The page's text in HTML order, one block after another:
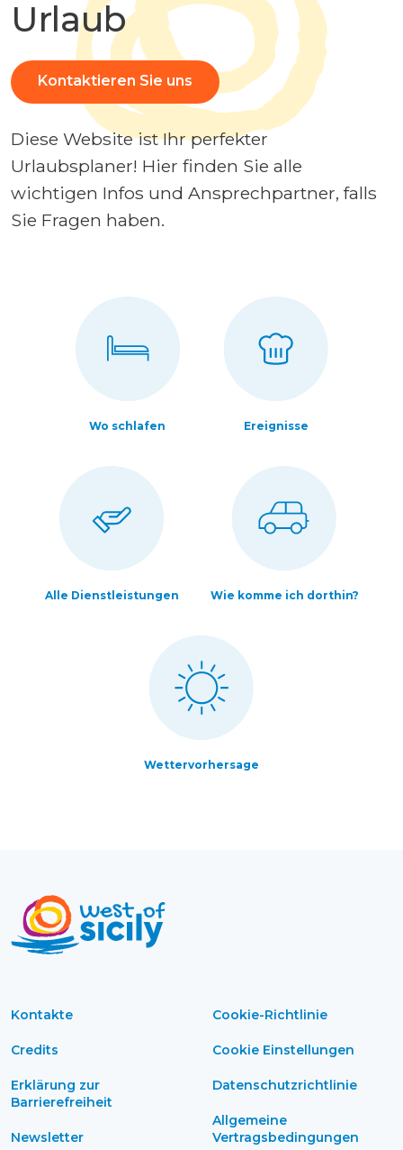
Urlaub
Kontaktieren Sie uns
Diese Website ist Ihr perfekter
Urlaubsplaner! Hier finden Sie alle
wichtigen Infos und Ansprechpartner, falls
Sie Fragen haben.
Wo schlafen Ereignisse
Alle Dienstleistungen Wie komme ich dorthin?
Wettervorhersage
Kontakte
Credits
Erklärung zur
Barrierefreiheit
Newsletter
Cookie-Richtlinie
Cookie Einstellungen
Datenschutzrichtlinie
Allgemeine
Vertragsbedingungen